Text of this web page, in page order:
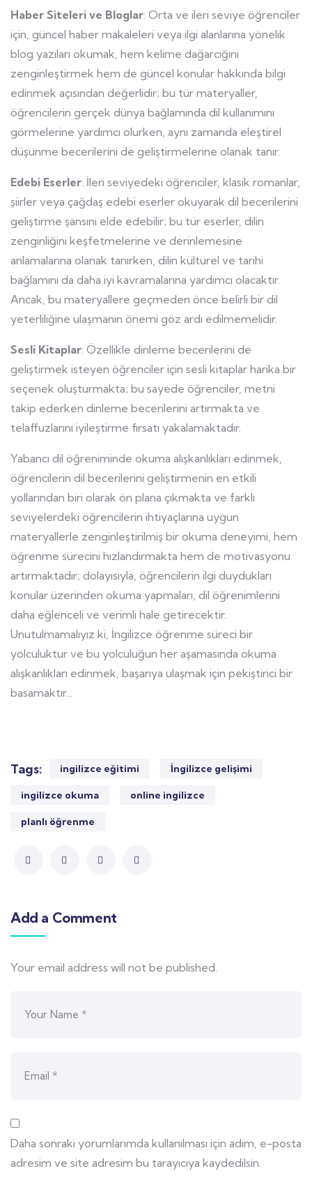
Haber Siteleri ve Bloglar: Orta ve ileri seviye öğrenciler
için, güncel haber makaleleri veya ilgi alanlarına yönelik
blog yazıları okumak, hem kelime dağarcığını
zenginleştirmek hem de güncel konular hakkında bilgi
edinmek açısından değerlidir; bu tür materyaller,
öğrencilerin gerçek dünya bağlamında dil kullanımını
görmelerine yardımcı olurken, aynı zamanda eleştirel
düşünme becerilerini de geliştirmelerine olanak tanır.
Edebi Eserler: İleri seviyedeki öğrenciler, klasik romanlar,
şiirler veya çağdaş edebi eserler okuyarak dil becerilerini
geliştirme şansını elde edebilir; bu tür eserler, dilin
zenginliğini keşfetmelerine ve derinlemesine
anlamalarına olanak tanırken, dilin kültürel ve tarihi
bağlamını da daha iyi kavramalarına yardımcı olacaktır.
Ancak, bu materyallere geçmeden önce belirli bir dil
yeterliliğine ulaşmanın önemi göz ardı edilmemelidir.
Sesli Kitaplar: Özellikle dinleme becerilerini de
geliştirmek isteyen öğrenciler için sesli kitaplar harika bir
seçenek oluşturmakta; bu sayede öğrenciler, metni
takip ederken dinleme becerilerini artırmakta ve
telaffuzlarını iyileştirme fırsatı yakalamaktadır.
Yabancı dil öğreniminde okuma alışkanlıkları edinmek,
öğrencilerin dil becerilerini geliştirmenin en etkili
yollarından biri olarak ön plana çıkmakta ve farklı
seviyelerdeki öğrencilerin ihtiyaçlarına uygun
materyallerle zenginleştirilmiş bir okuma deneyimi, hem
öğrenme sürecini hızlandırmakta hem de motivasyonu
artırmaktadır; dolayısıyla, öğrencilerin ilgi duydukları
konular üzerinden okuma yapmaları, dil öğrenimlerini
daha eğlenceli ve verimli hale getirecektir.
Unutulmamalıyız ki, İngilizce öğrenme süreci bir
yolculuktur ve bu yolculuğun her aşamasında okuma
alışkanlıkları edinmek, başarıya ulaşmak için pekiştirici bir
basamaktır...
Tags: ingilizce eğitimi İngilizce gelişimi
ingilizce okuma online ingilizce
planlı öğrenme
Add a Comment
Your email address will not be published.
Daha sonraki yorumlarımda kullanılması için adım, e-posta
adresim ve site adresim bu tarayıcıya kaydedilsin.